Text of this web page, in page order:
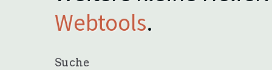
Webtools.
Suche